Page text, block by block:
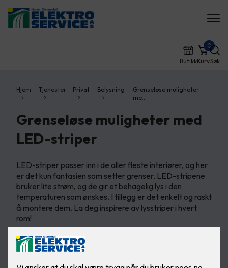
ButikkKurv
0
Søk
Hjem Tjenester Privat Belysning
Grenseløse muligheter
me…
Grenseløse muligheter med
LED-striper
LED-striper passer inn i de aller fleste interiører, og her
er det kun fantasien som setter grenser.​ LED-stripene
bruker lite strøm, og de gir et behagelig lys i den
temperaturen som ønskes. I tillegg er det enkelt og raskt
å montere dem.​ La deg inspirere av lysstriper i hvert
rom!